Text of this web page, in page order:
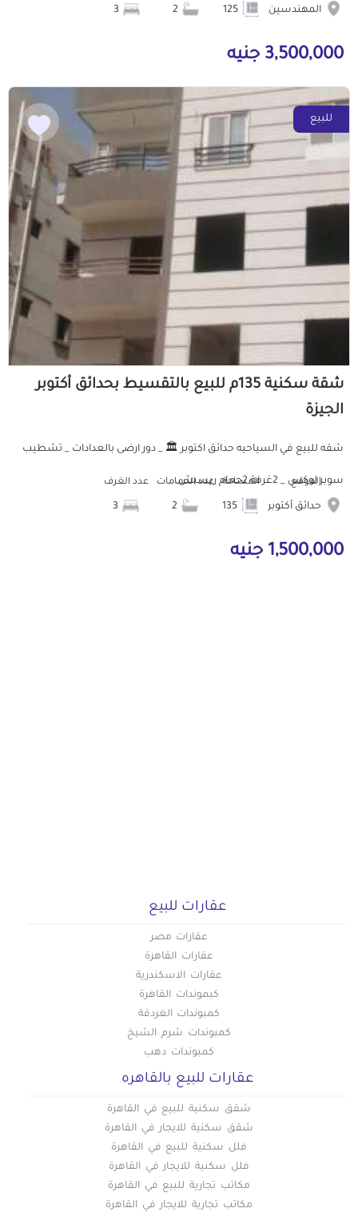
المهندسين
3,500,000 جنيه
للبيع
شقة سكنية 135م للبيع بالتقسيط بحدائق أكتوبر
الجيزة
شقه للبيع في السياحيه حدائق اكتوبر 🏛️ _ دور ارضى بالعدادات _ تشطيب
سوبر لوكس _ 2غرفة 2حمام ريسبش...
الموقع
حدائق أكتوبر
المساحة عدد الحمامات عدد الغرف
1,500,000 جنيه
عقارات للبيع
عقارات مصر
عقارات القاهرة
عقارات الاسكندرية
كبموندات القاهرة
كمبوندات الغردقة
كمبوندات شرم الشيخ
كمبوندات دهب
عقارات للبيع بالقاهره
شقق سكنية للبيع في القاهرة
شقق سكنية للايجار في القاهرة
فلل سكنية للبيع في القاهرة
فلل سكنية للايجار في القاهرة
مكاتب تجارية للبيع في القاهرة
مكاتب تجارية للايجار في القاهرة